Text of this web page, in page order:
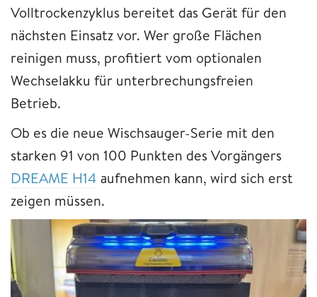
Volltrockenzyklus bereitet das Gerät für den
nächsten Einsatz vor. Wer große Flächen
reinigen muss, profitiert vom optionalen
Wechselakku für unterbrechungsfreien
Betrieb.
Ob es die neue Wischsauger-Serie mit den
starken 91 von 100 Punkten des Vorgängers
DREAME H14 aufnehmen kann, wird sich erst
zeigen müssen.